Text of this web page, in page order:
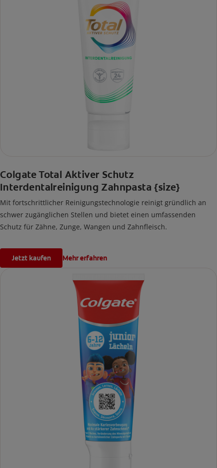
Colgate Total Aktiver Schutz
Interdentalreinigung Zahnpasta {size}
Mit fortschrittlicher Reinigungstechnologie reinigt gründlich an
schwer zugänglichen Stellen und bietet einen umfassenden
Schutz für Zähne, Zunge, Wangen und Zahnfleisch.
Jetzt kaufen Mehr erfahren